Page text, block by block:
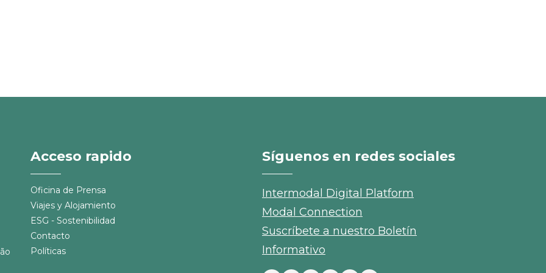
Acceso rapido
Oficina de Prensa
Viajes y Alojamiento
ESG - Sostenibilidad
Contacto
Políticas
Síguenos en redes sociales
Intermodal Digital Platform
Modal Connection
Suscríbete a nuestro Boletín
Informativo